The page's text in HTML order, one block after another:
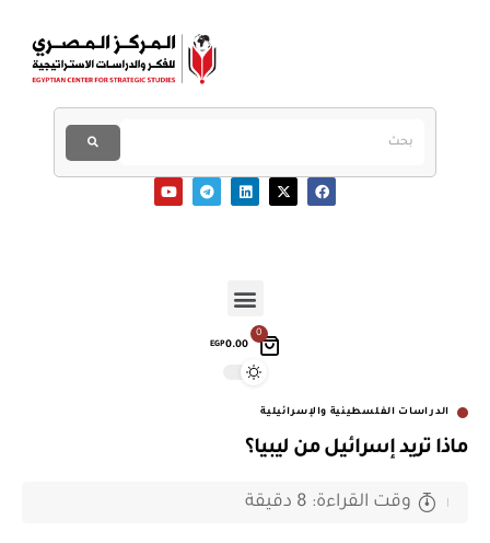
0
EGP0.00
الدراسات الفلسطينية والإسرائيلية
ماذا تريد إسرائيل من ليبيا؟
وقت القراءة: 8 دقيقة